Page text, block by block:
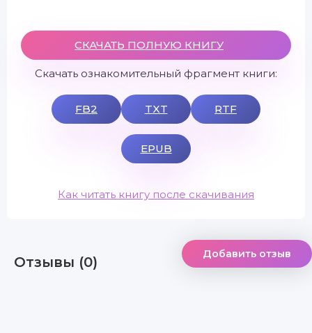
СКАЧАТЬ ПОЛНУЮ КНИГУ
Скачать ознакомительный фрагмент книги:
FB2 TXT RTF
EPUB
Как читать книгу после скачивания
Отзывы (0) Добавить отзыв